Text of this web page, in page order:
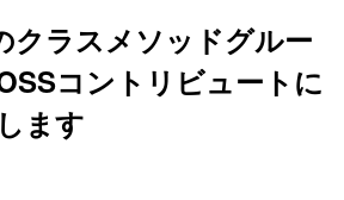
クラスメソッドグルー
コントリビュートに
ます